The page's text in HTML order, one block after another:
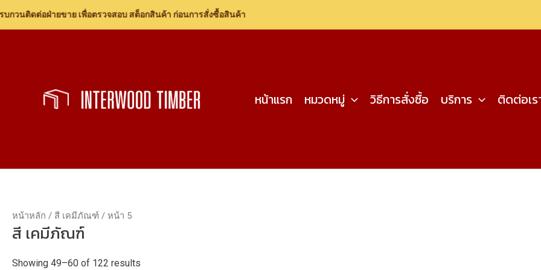
ดต่อฝ่ายขาย เพื่อตรวจสอบ สต็อกสินค้า ก่อนการสั่งซื้อสินค้า
หน้าแรก หมวดหมู่ วิธีการสั่งซื้อ บริการ ติดต่อเร
หน้าหลัก / สี เคมีภัณฑ์ / หน้า 5
สี เคมีภัณฑ์
Showing 49–60 of 122 results